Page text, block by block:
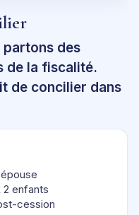
des
de la fiscalité.
de concilier dans
2 enfants
cession